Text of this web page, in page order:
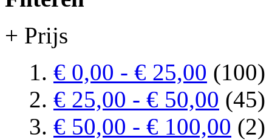
+ Prijs
€ 0,00 - € 25,00 (100)
€ 25,00 - € 50,00 (45)
€ 50,00 - € 100,00 (2)